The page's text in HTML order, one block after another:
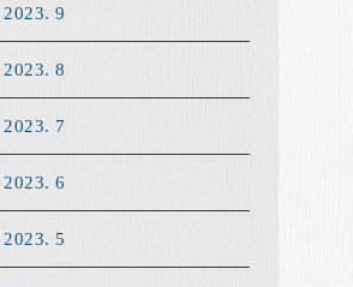
2023. 9
2023. 8
2023. 7
2023. 6
2023. 5